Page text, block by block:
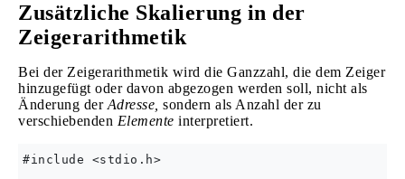
Zusätzliche Skalierung in der
Zeigerarithmetik
Bei der Zeigerarithmetik wird die Ganzzahl, die dem Zeiger
hinzugefügt oder davon abgezogen werden soll, nicht als
Änderung der Adresse, sondern als Anzahl der zu
verschiebenden Elemente interpretiert.
#include <stdio.h>